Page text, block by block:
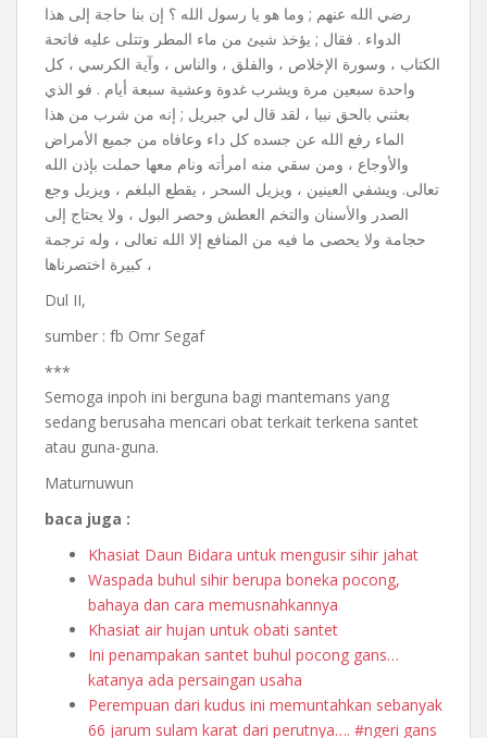
ﺭﺿﻲ ﺍﻟﻠﻪ ﻋﻨﻬﻢ ; ﻭﻣﺎ ﻫﻮ ﻳﺎ ﺭﺳﻮﻝ ﺍﻟﻠﻪ ؟ ﺇﻥ ﺑﻨﺎ ﺣﺎﺟﺔ ﺇﻟﻰ ﻫﺬﺍ
ﺍﻟﺪﻭﺍﺀ . ﻓﻘﺎﻝ ; ﻳﺆﺧﺬ ﺷﻴﺊ ﻣﻦ ﻣﺎﺀ ﺍﻟﻤﻄﺮ ﻭﺗﺘﻠﻰ ﻋﻠﻴﻪ ﻓﺎﺗﺤﺔ
ﺍﻟﻜﺘﺎﺏ ، ﻭﺳﻮﺭﺓ ﺍﻹﺧﻼﺹ ، ﻭﺍﻟﻔﻠﻖ ، ﻭﺍﻟﻨﺎﺱ ، ﻭﺁﻳﺔ ﺍﻟﻜﺮﺳﻲ ، ﻛﻞ
ﻭﺍﺣﺪﺓ ﺳﺒﻌﻴﻦ ﻣﺮﺓ ﻭﻳﺸﺮﺏ ﻏﺪﻭﺓ ﻭﻋﺸﻴﺔ ﺳﺒﻌﺔ ﺃﻳﺎﻡ . ﻓﻮ ﺍﻟﺬﻱ
ﺑﻌﺜﻨﻲ ﺑﺎﻟﺤﻖ ﻧﺒﻴﺎ ، ﻟﻘﺪ ﻗﺎﻝ ﻟﻲ ﺟﺒﺮﻳﻞ ; ﺇﻧﻪ ﻣﻦ ﺷﺮﺏ ﻣﻦ ﻫﺬﺍ
ﺍﻟﻤﺎﺀ ﺭﻓﻊ ﺍﻟﻠﻪ ﻋﻦ ﺟﺴﺪﻩ ﻛﻞ ﺩﺍﺀ ﻭﻋﺎﻓﺎﻩ ﻣﻦ ﺟﻤﻴﻊ ﺍﻷﻣﺮﺍﺽ
ﻭﺍﻷﻭﺟﺎﻉ ، ﻭﻣﻦ ﺳﻘﻲ ﻣﻨﻪ ﺍﻣﺮﺃﺗﻪ ﻭﻧﺎﻡ ﻣﻌﻬﺎ ﺣﻤﻠﺖ ﺑﺈﺫﻥ ﺍﻟﻠﻪ
تعالى. ﻭﻳﺸﻔﻲ ﺍﻟﻌﻴﻨﻴﻦ ، ﻭﻳﺰﻳﻞ ﺍﻟﺴﺤﺮ ، ﻳﻘﻄﻊ ﺍﻟﺒﻠﻐﻢ ، ﻭﻳﺰﻳﻞ ﻭﺟﻊ
ﺍﻟﺼﺪﺭ ﻭﺍﻷﺳﻨﺎﻥ ﻭﺍﻟﺘﺨﻢ ﺍﻟﻌﻄﺶ ﻭﺣﺼﺮ ﺍﻟﺒﻮﻝ ، ﻭﻻ ﻳﺤﺘﺎﺝ ﺇﻟﻰ
ﺣﺠﺎﻣﺔ ﻭﻻ ﻳﺤﺼﻰ ﻣﺎ ﻓﻴﻪ ﻣﻦ ﺍﻟﻤﻨﺎﻓﻊ ﺇﻻ ﺍﻟﻠﻪ ﺗﻌﺎﻟﻰ ، ﻭﻟﻪ ﺗﺮﺟﻤﺔ
ﻛﺒﻴﺮﺓ ﺍﺧﺘﺼﺮﻧﺎﻫﺎ ،
Dul II,
sumber : fb Omr Segaf
***
Semoga inpoh ini berguna bagi mantemans yang
sedang berusaha mencari obat terkait terkena santet
atau guna-guna.
Maturnuwun
baca juga :
Khasiat Daun Bidara untuk mengusir sihir jahat
Waspada buhul sihir berupa boneka pocong,
bahaya dan cara memusnahkannya
Khasiat air hujan untuk obati santet
Ini penampakan santet buhul pocong gans…
katanya ada persaingan usaha
Perempuan dari kudus ini memuntahkan sebanyak
66 jarum sulam karat dari perutnya…. #ngeri gans